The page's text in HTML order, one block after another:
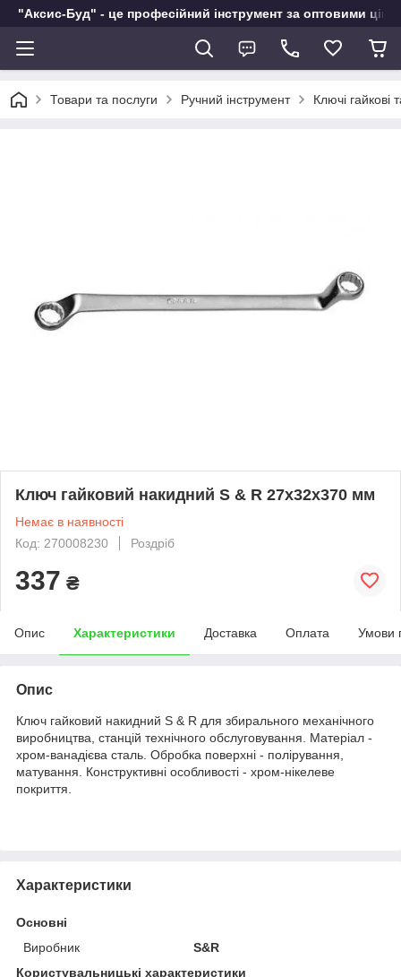
"Аксис-Буд" - це професійний інструмент за оптовими
Товари та послуги Ручний інструмент Ключі гайкові
Ключ гайковий накидний S & R 27х32х370 мм
Немає в наявності
Код: 270008230
Роздріб
337 ₴
Опис Характеристики Доставка Оплата Умови
Опис
Ключ гайковий накидний S & R для збирального механічного
виробництва, станцій технічного обслуговування. Матеріал -
хром-ванадієва сталь. Обробка поверхні - полірування,
матування. Конструктивні особливості - хром-нікелеве
покриття.
Характеристики
Основні
Виробник
S&R
Користувальницькі характеристики